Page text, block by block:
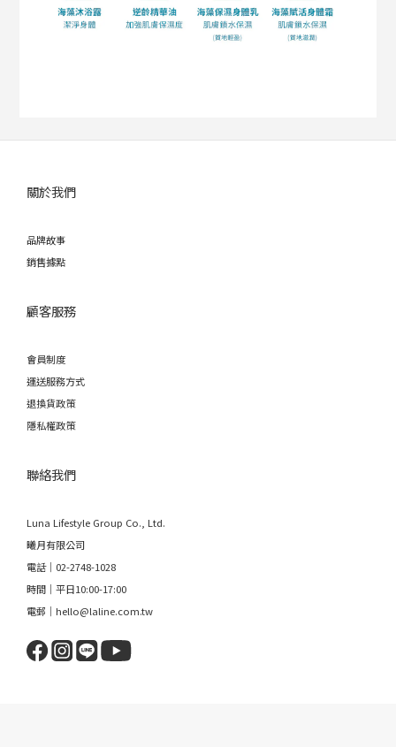
關於我們
品牌故事
銷售據點
顧客服務
會員制度
運送服務方式
退換貨政策
隱私權政策
聯絡我們
Luna Lifestyle Group Co., Ltd.
曦月有限公司
電話｜02-2748-1028
時間｜平日10:00-17:00
電郵｜hello@laline.com.tw